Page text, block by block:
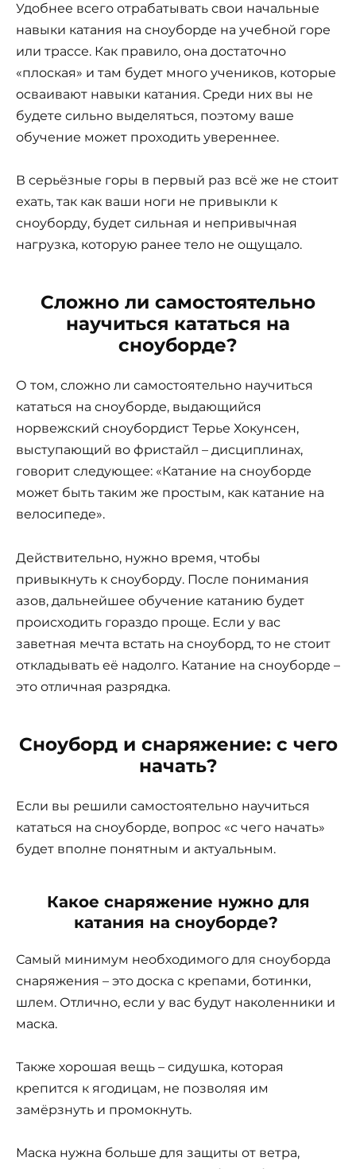
Удобнее всего отрабатывать свои начальные
навыки катания на сноуборде на учебной горе
или трассе. Как правило, она достаточно
«плоская» и там будет много учеников, которые
осваивают навыки катания. Среди них вы не
будете сильно выделяться, поэтому ваше
обучение может проходить увереннее.
В серьёзные горы в первый раз всё же не стоит
ехать, так как ваши ноги не привыкли к
сноуборду, будет сильная и непривычная
нагрузка, которую ранее тело не ощущало.
Сложно ли самостоятельно
научиться кататься на
сноуборде?
О том, сложно ли самостоятельно научиться
кататься на сноуборде, выдающийся
норвежский сноубордист Терье Хокунсен,
выступающий во фристайл – дисциплинах,
говорит следующее: «Катание на сноуборде
может быть таким же простым, как катание на
велосипеде».
Действительно, нужно время, чтобы
привыкнуть к сноуборду. После понимания
азов, дальнейшее обучение катанию будет
происходить гораздо проще. Если у вас
заветная мечта встать на сноуборд, то не стоит
откладывать её надолго. Катание на сноуборде –
это отличная разрядка.
Сноуборд и снаряжение: с чего
начать?
Если вы решили самостоятельно научиться
кататься на сноуборде, вопрос «с чего начать»
будет вполне понятным и актуальным.
Какое снаряжение нужно для
катания на сноуборде?
Самый минимум необходимого для сноуборда
снаряжения – это доска с крепами, ботинки,
шлем. Отлично, если у вас будут наколенники и
маска.
Также хорошая вещь – сидушка, которая
крепится к ягодицам, не позволяя им
замёрзнуть и промокнуть.
Маска нужна больше для защиты от ветра,